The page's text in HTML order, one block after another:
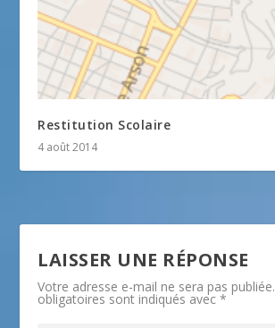
Restitution Scolaire
4 août 2014
LAISSER UNE RÉPONSE
Votre adresse e-mail ne sera pas publiée.
obligatoires sont indiqués avec*